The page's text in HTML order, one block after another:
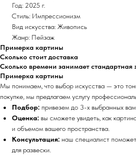
Год: 2025 г.
Стиль: Импрессионизм
Вид искусства: Живопись
Жанр: Пейзаж
Примерка картины
Сколько стоит доставка
Сколько времени занимает стандартная
Примерка картины
Мы понимаем, что выбор искусства — это
покупке, мы предлагаем услугу
Подбор: привезем до 3-х выбранных
Оценка: вы сможете увидеть, как
и объемом вашего пространства.
Консультация: наш специалист
для развески.